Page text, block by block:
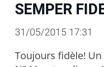
SEMPER
31/05/2015 17:31
Toujours fidèle!